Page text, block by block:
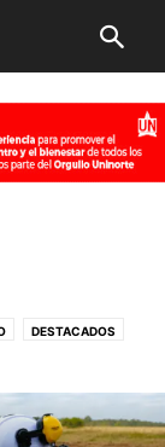
DESTACADOS
NOTICIAS
TECNOLOGÍA